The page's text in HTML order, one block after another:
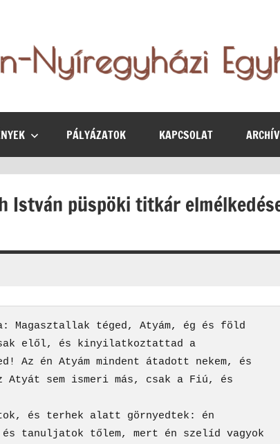
PÁLYÁZATOK KAPCSOLAT
István püspöki titkár
Magasztallak téged, Atyám, ég és föld
elől, és kinyilatkoztattad a
Az én Atyám mindent átadott nekem, és
sem ismeri más, csak a Fiú, és
és terhek alatt görnyedtek: én
tanuljatok tőlem, mert én szelíd vagyok